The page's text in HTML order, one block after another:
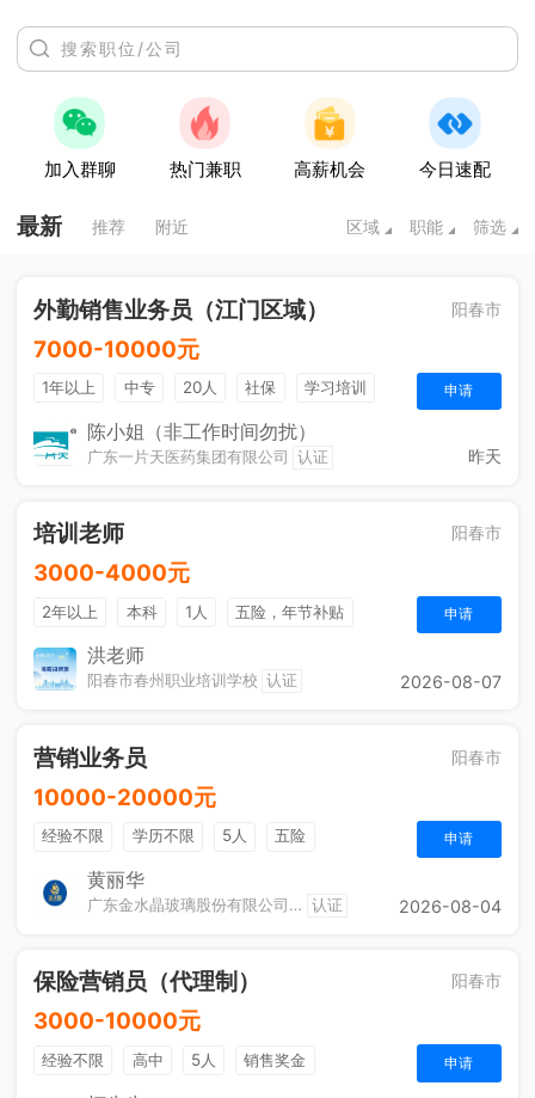
加入群聊 热门兼职 高薪机会 今日速配
最新 推荐 附近 区域 职能 筛选
外勤销售业务员（江门区域） 阳春市
7000-10000元
1年以上 中专 20人 社保
学习培训
法定节假日
年终奖金 销售奖金
申请
陈小姐（非工作时间勿扰）
广东一片天医药集团有限公司 认证 昨天
培训老师 阳春市
3000-4000元
2年以上 本科 1人
五险，年节补贴
单双休
申请
洪老师
阳春市春州职业培训学校 认证 2026-08-07
营销业务员 阳春市
10000-20000元
经验不限 学历不限 5人 五险 申请
黄丽华
广东金水晶玻璃股份有限公司（阳春） 认证 2026-08-04
保险营销员（代理制） 阳春市
3000-10000元
经验不限 高中 5人
销售奖金
申请